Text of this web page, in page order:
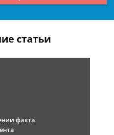
статьи
факта